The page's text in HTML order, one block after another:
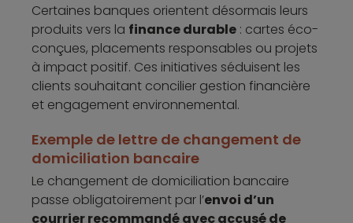
Certaines banques orientent désormais leurs
produits vers la finance durable : cartes éco-
conçues, placements responsables ou projets
à impact positif. Ces initiatives séduisent les
clients souhaitant concilier gestion financière
et engagement environnemental.
Exemple de lettre de changement de
domiciliation bancaire
Le changement de domiciliation bancaire
passe obligatoirement par l’envoi d’un
courrier recommandé avec accusé de